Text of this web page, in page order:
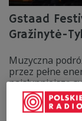
Gstaad
Gražinytė-
Muzyczna
przez pełne
najsłynniejszą
programie
batutą Mirgi
Tuoneli" Jeana